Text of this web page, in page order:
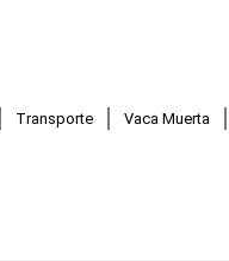
Transporte Vaca Muerta